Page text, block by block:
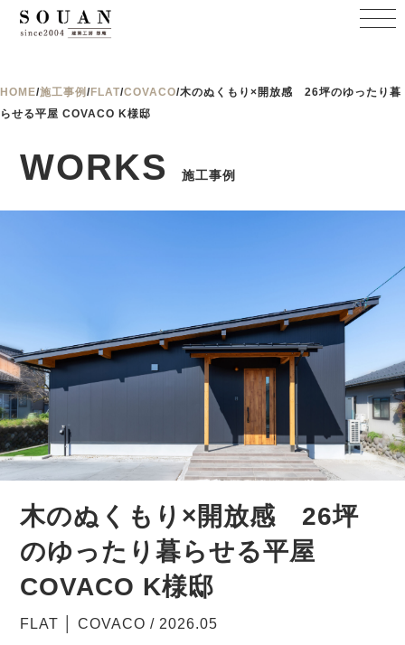
HOME/施工事例 /FLAT/COVACO/木のぬくもり×開放感 26坪のゆったり暮
らせる平屋 COVACO K様邸
WORKS 施工事例
木のぬくもり×開放感 26坪
のゆったり暮らせる平屋
COVACO K様邸
FLAT │ COVACO / 2026.05